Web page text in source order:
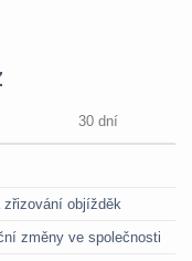
30 dní
objížděk
změny ve společnosti